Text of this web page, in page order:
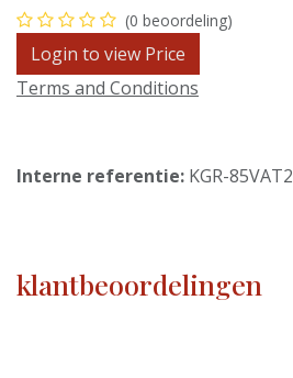
(0 beoordeling)
Login to view Price
Terms and Conditions
Interne referentie: KGR-85VAT2
klantbeoordelingen